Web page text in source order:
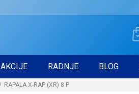
AKCIJE RADNJE BLOG
RAPALA X-RAP (XR) 8 P